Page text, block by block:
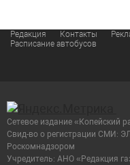
Редакция Контакты
Расписание автобусов
Сетевое издание «Копейский
Cвид-во о регистрации СМИ:
Роскомнадзором
Учредитель: АНО «Редакция